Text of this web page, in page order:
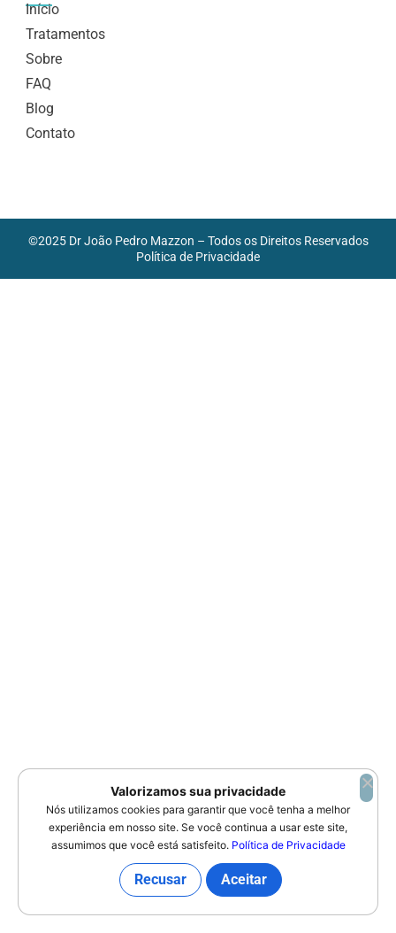
Início
Tratamentos
Sobre
FAQ
Blog
Contato
©2025 Dr João Pedro Mazzon – Todos os Direitos Reservados
Política de Privacidade
Valorizamos sua privacidade
Nós utilizamos cookies para garantir que você tenha a melhor
experiência em nosso site. Se você continua a usar este site,
assumimos que você está satisfeito. Política de Privacidade
Aceitar
Recusar